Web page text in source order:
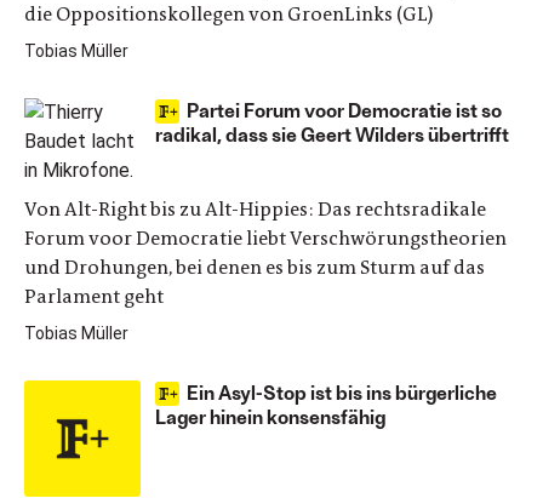
die Oppositionskollegen von GroenLinks (GL)
Tobias Müller
Partei Forum voor Democratie ist so
radikal, dass sie Geert Wilders übertrifft
Von Alt-Right bis zu Alt-Hippies: Das rechtsradikale
Forum voor Democratie liebt Verschwörungstheorien
und Drohungen, bei denen es bis zum Sturm auf das
Parlament geht
Tobias Müller
Ein Asyl-Stop ist bis ins bürgerliche
Lager hinein konsensfähig